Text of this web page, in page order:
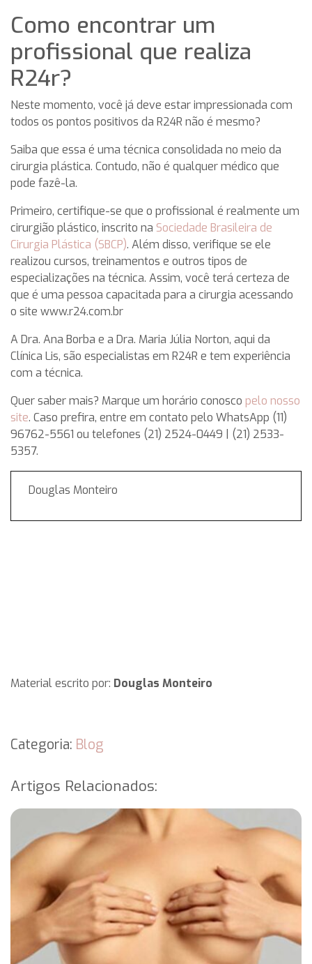
Como encontrar um
profissional que realiza
R24r?
Neste momento, você já deve estar impressionada com
todos os pontos positivos da R24R não é mesmo?
Saiba que essa é uma técnica consolidada no meio da
cirurgia plástica. Contudo, não é qualquer médico que
pode fazê-la.
Primeiro, certifique-se que o profissional é realmente um
cirurgião plástico, inscrito na Sociedade Brasileira de
Cirurgia Plástica (SBCP). Além disso, verifique se ele
realizou cursos, treinamentos e outros tipos de
especializações na técnica. Assim, você terá certeza de
que é uma pessoa capacitada para a cirurgia acessando
o site www.r24.com.br
A Dra. Ana Borba e a Dra. Maria Júlia Norton, aqui da
Clínica Lis, são especialistas em R24R e tem experiência
com a técnica.
Quer saber mais? Marque um horário conosco pelo nosso
site. Caso prefira, entre em contato pelo WhatsApp (11)
96762-5561 ou telefones (21) 2524-0449 | (21) 2533-
5357.
Douglas Monteiro
Material escrito por: Douglas Monteiro
Categoria: Blog
Artigos Relacionados: